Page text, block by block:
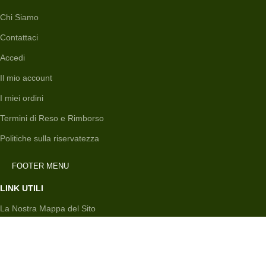
Chi Siamo
Contattaci
Accedi
Il mio account
I miei ordini
Termini di Reso e Rimborso
Politiche sulla riservatezza
FOOTER MENU
LINK UTILI
La Nostra Mappa del Sito